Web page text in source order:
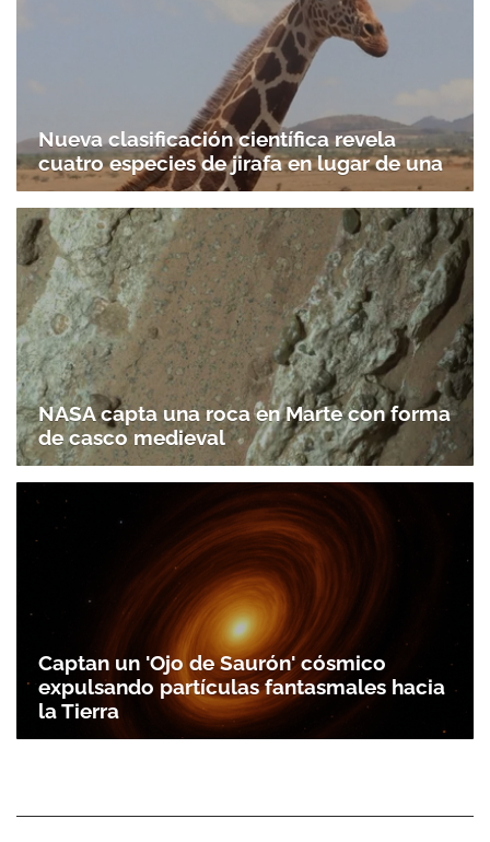
Nueva clasificación científica revela
cuatro especies de jirafa en lugar de una
NASA capta una roca en Marte con forma
de casco medieval
Captan un 'Ojo de Saurón' cósmico
expulsando partículas fantasmales hacia
la Tierra